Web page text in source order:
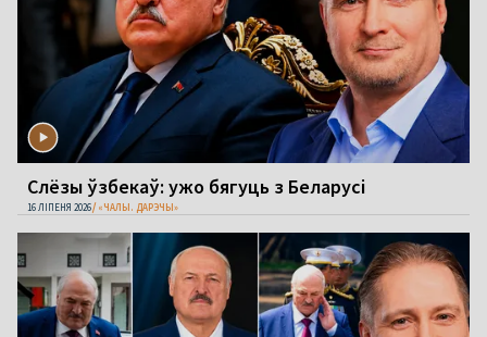
Слёзы ўзбекаў: ужо бягуць з Беларусі
16 ЛІПЕНЯ 2026 «ЧАЛЫ. ДАРЭЧЫ»